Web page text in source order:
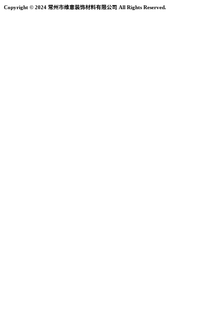
Copyright © 2024 常州市维意装饰材料有限公司 All Rights Reserved.